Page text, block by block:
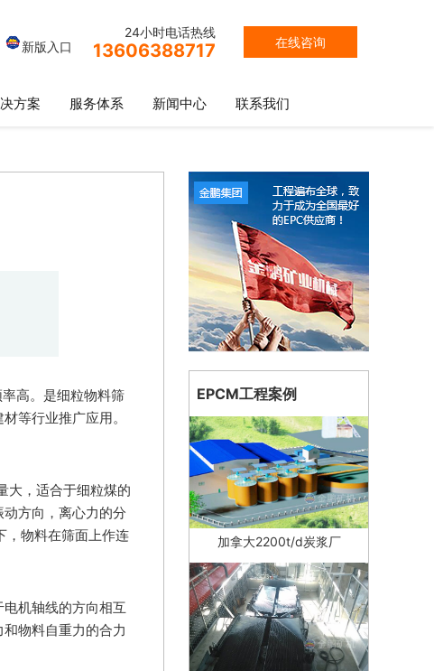
在线咨询
24小时电话热线
13606388717
新版入口
方案 服务体系 新闻中心 联系我们
高。是细粒物料筛
等行业推广应用。
大，适合于细粒煤的
方向，离心力的分
，物料在筛面上作连
机轴线的方向相互
物料自重力的合力
EPCM工程案例
加拿大2200t/d炭浆厂